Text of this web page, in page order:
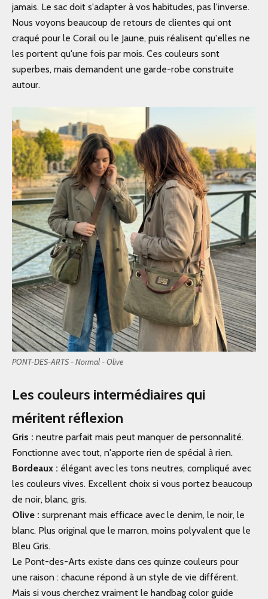
jamais. Le sac doit s'adapter à vos habitudes, pas l'inverse.
Nous voyons beaucoup de retours de clientes qui ont
craqué pour le Corail ou le Jaune, puis réalisent qu'elles ne
les portent qu'une fois par mois. Ces couleurs sont
superbes, mais demandent une garde-robe construite
autour.
PONT-DES-ARTS - Normal - Olive
Les couleurs intermédiaires qui
méritent réflexion
Gris : neutre parfait mais peut manquer de personnalité.
Fonctionne avec tout, n'apporte rien de spécial à rien.
Bordeaux : élégant avec les tons neutres, compliqué avec
les couleurs vives. Excellent choix si vous portez beaucoup
de noir, blanc, gris.
Olive : surprenant mais efficace avec le denim, le noir, le
blanc. Plus original que le marron, moins polyvalent que le
Bleu Gris.
Le Pont-des-Arts existe dans ces quinze couleurs pour
une raison : chacune répond à un style de vie différent.
Mais si vous cherchez vraiment le handbag color guide